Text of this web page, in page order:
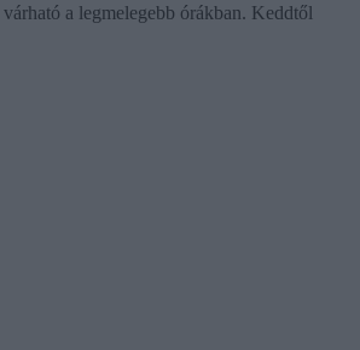
a legmelegebb órákban. Keddtől